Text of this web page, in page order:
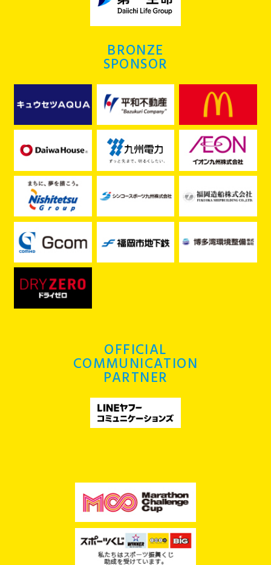
BRONZE
SPONSOR
OFFICIAL
COMMUNICATION
PARTNER